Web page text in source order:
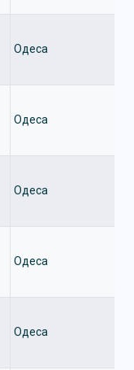
Одеса
Одеса
Одеса
Одеса
Одеса